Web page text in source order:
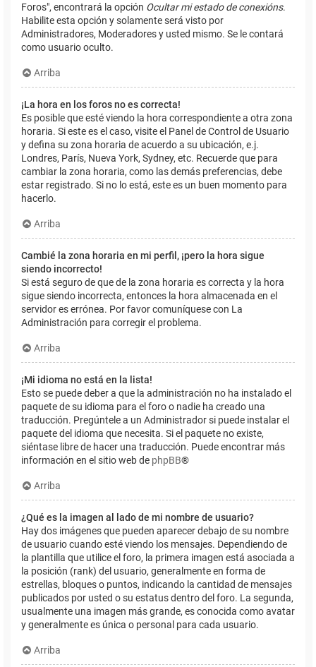
Foros", encontrará la opción Ocultar mi estado de conexións.
Habilite esta opción y solamente será visto por
Administradores, Moderadores y usted mismo. Se le contará
como usuario oculto.
Arriba
¡La hora en los foros no es correcta!
Es posible que esté viendo la hora correspondiente a otra zona
horaria. Si este es el caso, visite el Panel de Control de Usuario
y defina su zona horaria de acuerdo a su ubicación, e.j.
Londres, París, Nueva York, Sydney, etc. Recuerde que para
cambiar la zona horaria, como las demás preferencias, debe
estar registrado. Si no lo está, este es un buen momento para
hacerlo.
Arriba
Cambié la zona horaria en mi perfil, ¡pero la hora sigue
siendo incorrecto!
Si está seguro de que de la zona horaria es correcta y la hora
sigue siendo incorrecta, entonces la hora almacenada en el
servidor es errónea. Por favor comuníquese con La
Administración para corregir el problema.
Arriba
¡Mi idioma no está en la lista!
Esto se puede deber a que la administración no ha instalado el
paquete de su idioma para el foro o nadie ha creado una
traducción. Pregúntele a un Administrador si puede instalar el
paquete del idioma que necesita. Si el paquete no existe,
siéntase libre de hacer una traducción. Puede encontrar más
información en el sitio web de phpBB®
Arriba
¿Qué es la imagen al lado de mi nombre de usuario?
Hay dos imágenes que pueden aparecer debajo de su nombre
de usuario cuando esté viendo los mensajes. Dependiendo de
la plantilla que utilice el foro, la primera imagen está asociada a
la posición (rank) del usuario, generalmente en forma de
estrellas, bloques o puntos, indicando la cantidad de mensajes
publicados por usted o su estatus dentro del foro. La segunda,
usualmente una imagen más grande, es conocida como avatar
y generalmente es única o personal para cada usuario.
Arriba